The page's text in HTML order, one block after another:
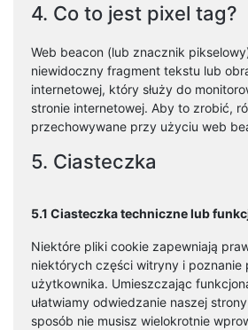
4. Co to jest pixel tag?
Web beacon (lub znacznik
niewidoczny fragment tekstu lub
internetowej, który służy do
stronie internetowej. Aby to zrobić,
przechowywane przy użyciu web
5. Ciasteczka
5.1 Ciasteczka techniczne lub
Niektóre pliki cookie zapewniają
niektórych części witryny i poznanie
użytkownika. Umieszczając
ułatwiamy odwiedzanie naszej
sposób nie musisz wielokrotnie